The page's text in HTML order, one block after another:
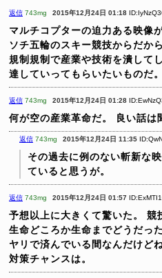
返信 743mg 2015年12月24日 01:18
マルチコプターの迫力ある映像
ソチ五輪のスキー競技からだから
規制規制で産業や技術を潰して
達していってもらいたいものだ。
返信 743mg 2015年12月24日 01:28
何が空の産業革命だ。 良い話は
返信 743mg 2015年12月24日 11:35
その過去に例のない斬新な
ていると思うが。
返信 743mg 2015年12月24日 01:57
予想以上に大きくて驚いた。
競
生命どころか生命までどうだっ
ヤリで済んでいる間なんだけど
対策チャンスは。